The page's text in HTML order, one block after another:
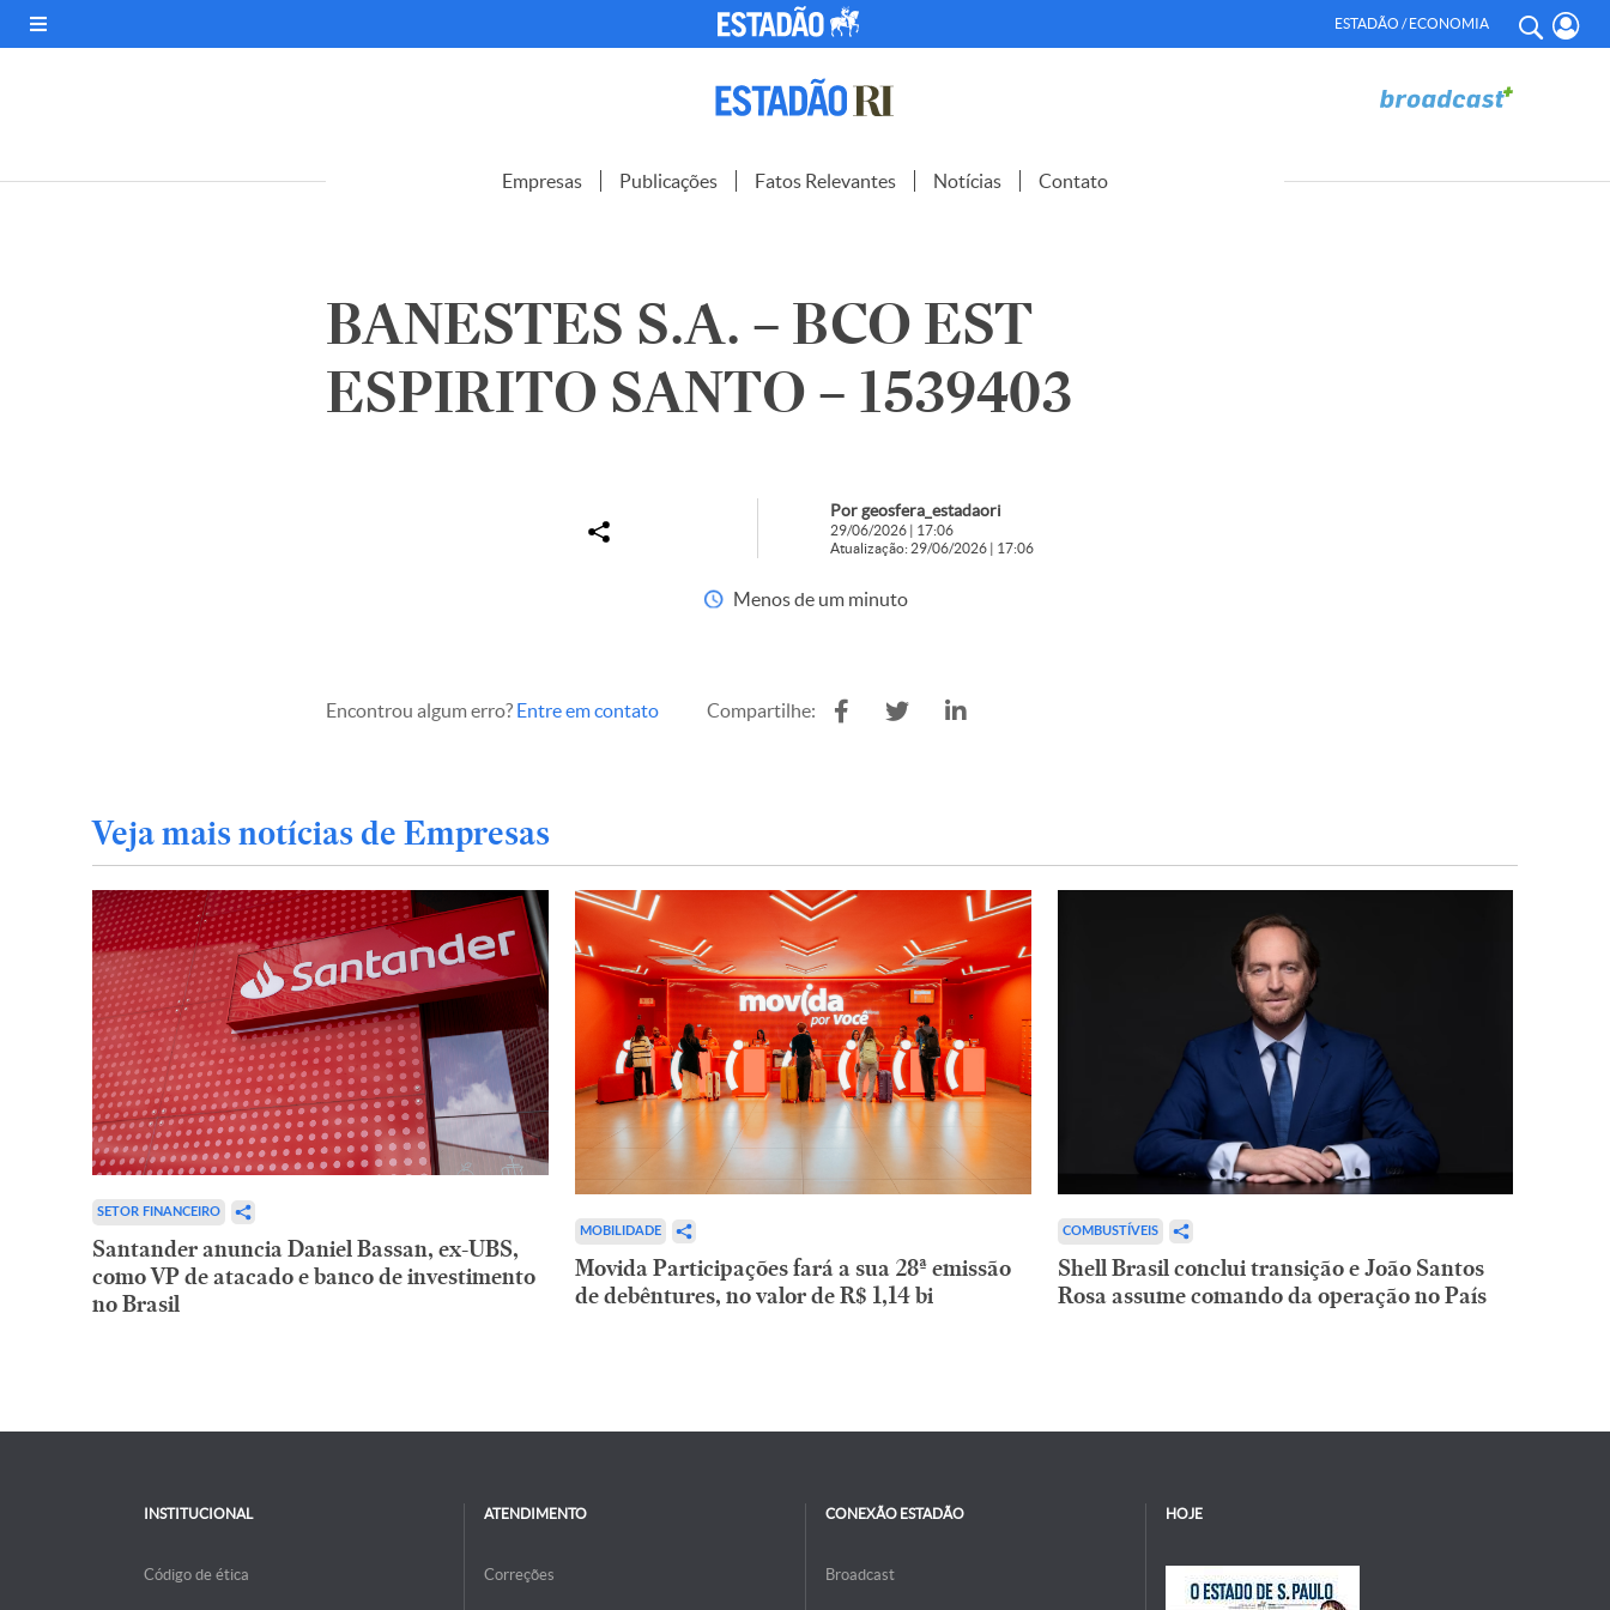
ESTADÃO / ECONOMIA
Empresas Publicações Fatos Relevantes Notícias Contato
BANESTES S.A. – BCO EST
ESPIRITO SANTO – 1539403
Por geosfera_estadaori
29/06/2026 | 17:06
Atualização: 29/06/2026 | 17:06
Menos de um minuto
Encontrou algum erro? Entre em contato Compartilhe:
Veja mais notícias de Empresas
SETOR FINANCEIRO
Santander anuncia Daniel Bassan, ex-UBS,
como VP de atacado e banco de investimento
no Brasil
MOBILIDADE
Movida Participações fará a sua 28ª emissão
de debêntures, no valor de R$ 1,14 bi
COMBUSTÍVEIS
Shell Brasil conclui transição e João Santos
Rosa assume comando da operação no País
INSTITUCIONAL
Código de ética
ATENDIMENTO
Correções
CONEXÃO ESTADÃO
Broadcast
HOJE